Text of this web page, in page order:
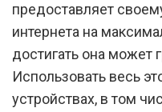
предоставляет
интернета на
достигать она может
Использовать весь
устройствах, в том